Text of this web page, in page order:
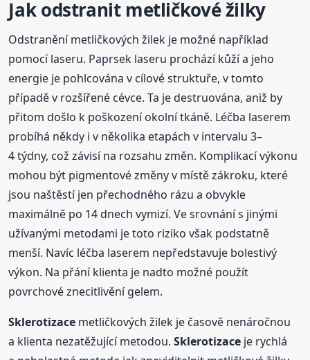
Jak odstranit metličkové žilky
Odstranění metličkových žilek je možné například
pomocí laseru. Paprsek laseru prochází kůží a jeho
energie je pohlcována v cílové struktuře, v tomto
případě v rozšířené cévce. Ta je destruována, aniž by
přitom došlo k poškození okolní tkáně. Léčba laserem
probíhá někdy i v několika etapách v intervalu 3–
4 týdny, což závisí na rozsahu změn. Komplikací výkonu
mohou být pigmentové změny v místě zákroku, které
jsou naštěstí jen přechodného rázu a obvykle
maximálně po 14 dnech vymizí. Ve srovnání s jinými
užívanými metodami je toto riziko však podstatně
menší. Navíc léčba laserem nepředstavuje bolestivý
výkon. Na přání klienta je nadto možné použít
povrchové znecitlivění gelem.
Sklerotizace metličkových žilek je časově nenáročnou
a klienta nezatěžující metodou.Sklerotizace je rychlá